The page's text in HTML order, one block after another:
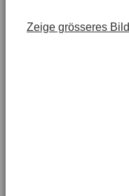
Zeige grösseres Bild